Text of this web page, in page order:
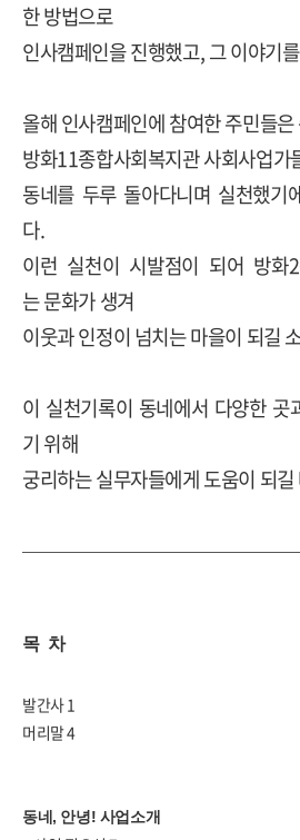
한 방법으로
인사캠페인을 진행했고, 그 이야기
올해 인사캠페인에 참여한 주민들
방화11종합사회복지관 사회사업가
동네를 두루 돌아다니며 실천했기
다.
이런 실천이 시발점이 되어 방화
는 문화가 생겨
이웃과 인정이 넘치는 마을이 되길
이 실천기록이 동네에서 다양한 곳
기 위해
궁리하는 실무자들에게 도움이 되
목 차
발간사1
머리말4
동네 , 안녕! 사업소개